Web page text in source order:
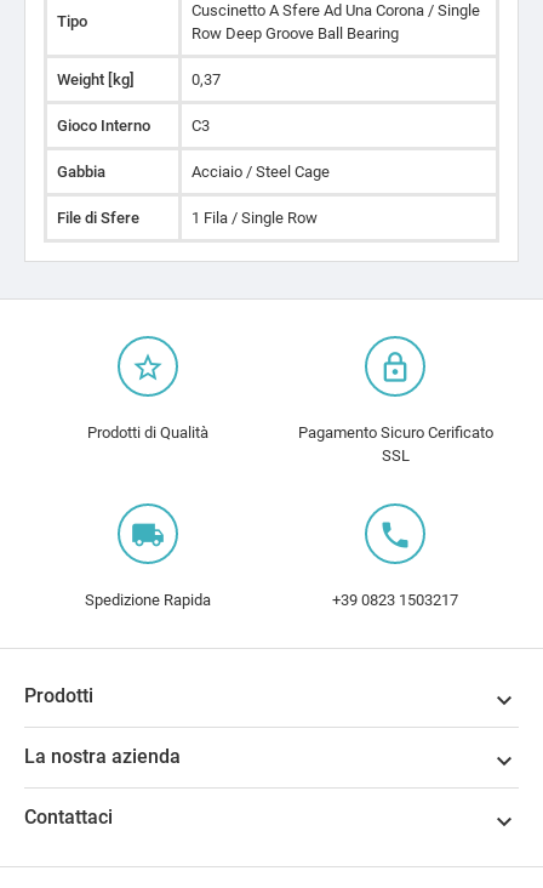
Tipo
Cuscinetto A Sfere Ad Una Corona / Single
Row Deep Groove Ball Bearing
Weight [kg] 0,37
Gioco Interno C3
Gabbia Acciaio / Steel Cage
File di Sfere 1 Fila / Single Row
star_border
Prodotti di Qualità
lock_outline
Pagamento Sicuro Cerificato
SSL
local_shipping
Spedizione Rapida
local_phone
+39 0823 1503217
Prodotti 
La nostra azienda 
Contattaci 